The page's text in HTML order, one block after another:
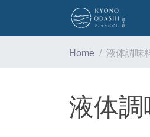
Home 液体調味
液体